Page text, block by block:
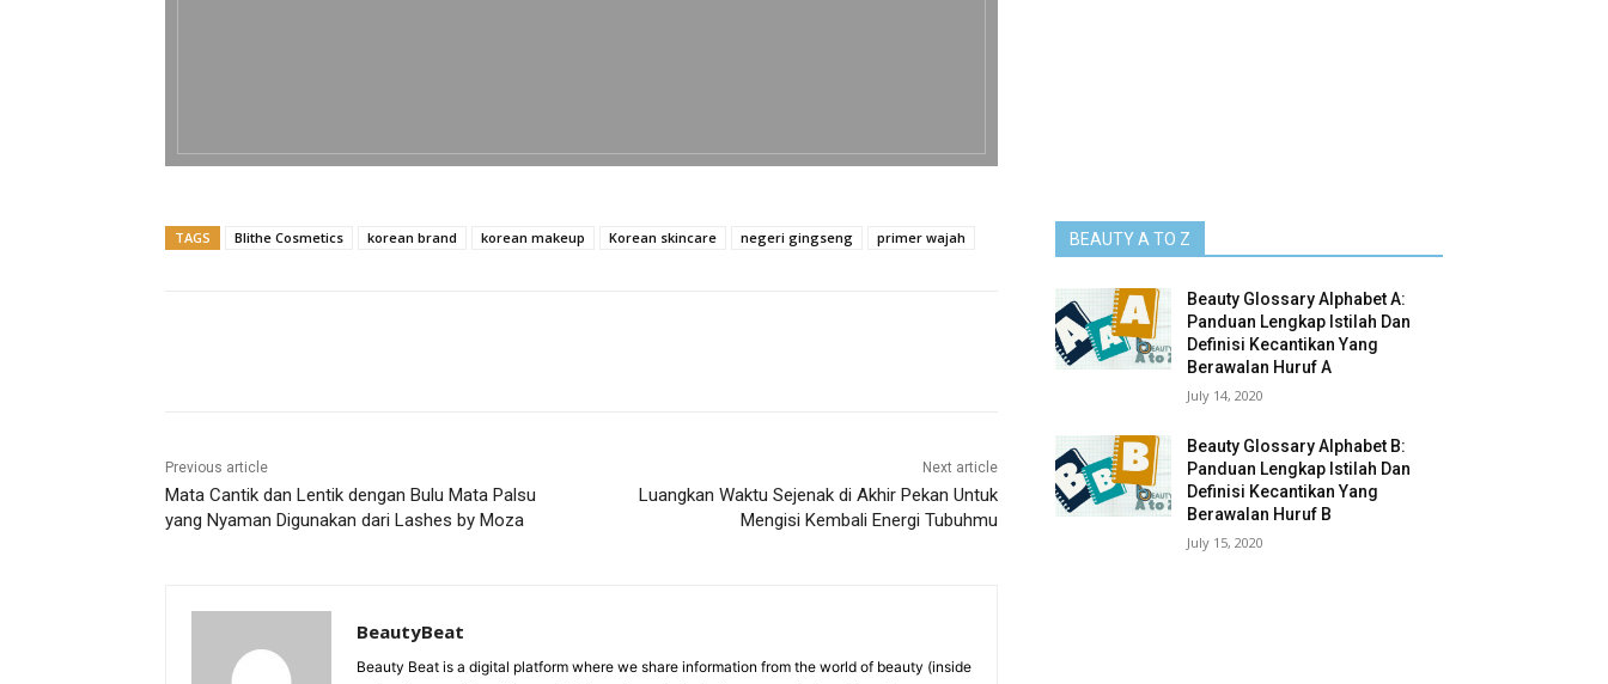
TAGS Blithe Cosmetics korean brand korean makeup Korean skincare negeri gingseng primer wajah
Previous article
Mata Cantik dan Lentik dengan Bulu Mata Palsu
yang Nyaman Digunakan dari Lashes by Moza
Next article
Luangkan Waktu Sejenak di Akhir Pekan Untuk
Mengisi Kembali Energi Tubuhmu
BeautyBeat
Beauty Beat is a digital platform where we share information from the world of beauty (inside
BEAUTY A TO Z
Beauty Glossary Alphabet A:
Panduan Lengkap Istilah Dan
Definisi Kecantikan Yang
Berawalan Huruf A
July 14, 2020
Beauty Glossary Alphabet B:
Panduan Lengkap Istilah Dan
Definisi Kecantikan Yang
Berawalan Huruf B
July 15, 2020